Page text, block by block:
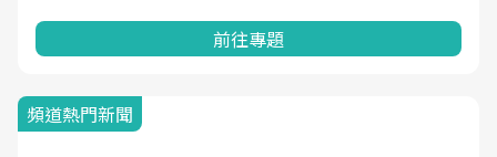
前往專題
頻道熱門新聞